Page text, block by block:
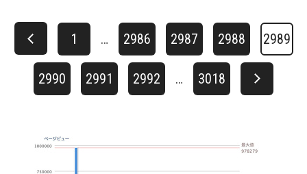
1 … 2986 2987 2988 2989
2990 2991 2992 … 3018